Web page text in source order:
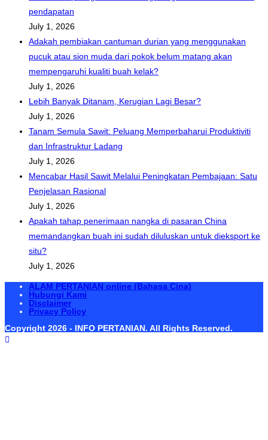
pendapatan
July 1, 2026
Adakah pembiakan cantuman durian yang menggunakan
pucuk atau sion muda dari pokok belum matang akan
mempengaruhi kualiti buah kelak?
July 1, 2026
Lebih Banyak Ditanam, Kerugian Lagi Besar?
July 1, 2026
Tanam Semula Sawit: Peluang Memperbaharui Produktiviti
dan Infrastruktur Ladang
July 1, 2026
Mencabar Hasil Sawit Melalui Peningkatan Pembajaan: Satu
Penjelasan Rasional
July 1, 2026
Apakah tahap penerimaan nangka di pasaran China
memandangkan buah ini sudah diluluskan untuk dieksport ke
situ?
July 1, 2026
ALAM PERTANIAN online (Bahasa Cina)
Hubungi Kami
Disclaimer
Privacy Policy
Copyright 2026 - INFO PERTANIAN. All Rights Reserved.